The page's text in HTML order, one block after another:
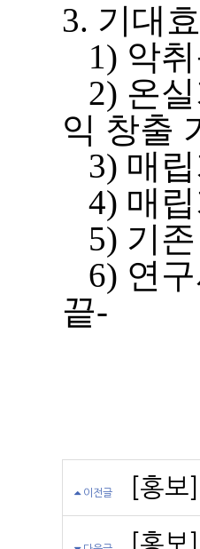
3. 기대
1) 악취
2) 온실
익 창출
3) 매립
4) 매
5) 기존
6) 연
끝-
이전글 [홍
[홍